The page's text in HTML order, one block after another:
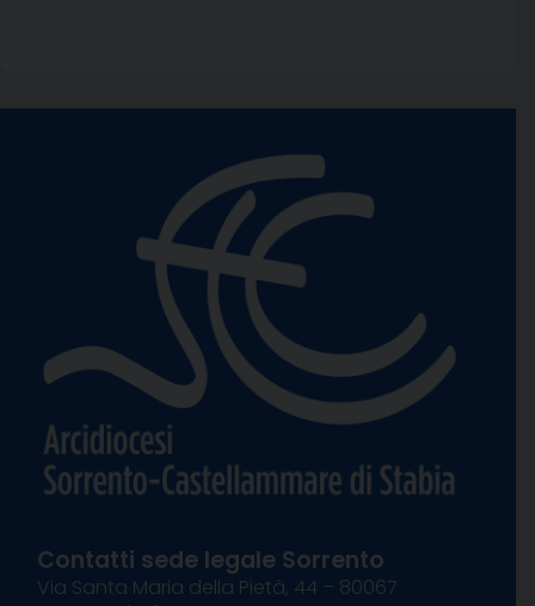
Contatti sede legale Sorrento
Via Santa Maria della Pietà, 44 – 80067